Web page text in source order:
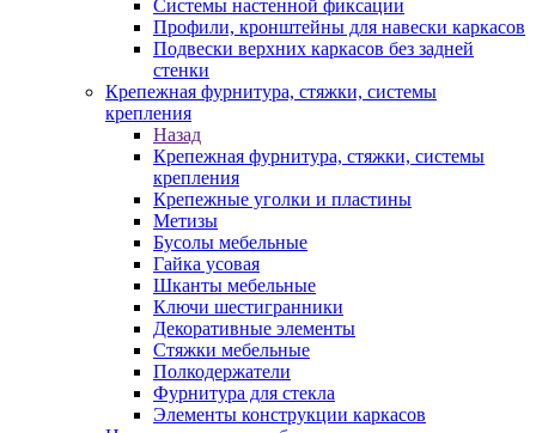
Системы настенной фиксации
Профили, кронштейны для навески каркасов
Подвески верхних каркасов без задней
стенки
Крепежная фурнитура, стяжки, системы
крепления
Назад
Крепежная фурнитура, стяжки, системы
крепления
Крепежные уголки и пластины
Метизы
Бусолы мебельные
Гайка усовая
Шканты мебельные
Ключи шестигранники
Декоративные элементы
Стяжки мебельные
Полкодержатели
Фурнитура для стекла
Элементы конструкции каркасов